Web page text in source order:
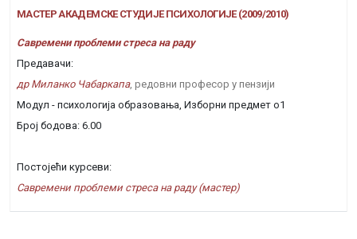
МАСТЕР АКАДЕМСКЕ СТУДИЈЕ ПСИХОЛОГИЈЕ (2009/2010)
Савремени проблеми стреса на раду
Предавачи:
др Миланко Чабаркапа, редовни професор у пензији
Модул - психологија образовања, Изборни предмет о1
Број бодова: 6.00
Постојећи курсеви:
Савремени проблеми стреса на раду (мастер)